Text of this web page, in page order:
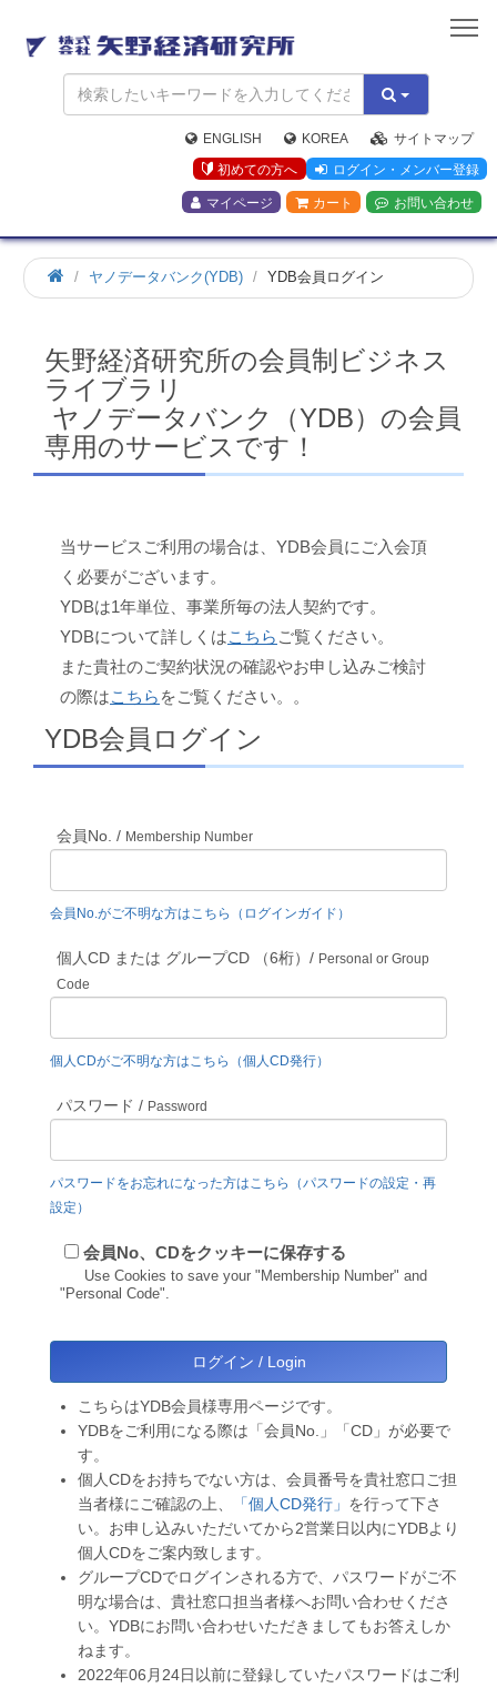
矢
野
経
済
研
究
所
ENGLISH KOREA
サイトマップ
初めての方へ
ログイン・メンバー登録
マイページ カート お問い合わせ
ホ
ー
ヤノデータバンク(YDB) YDB会員ログイン
矢野経済研究所の会員制ビジネス
ライブラリ
ヤノデータバンク（YDB）の会員
専用のサービスです！
当サービスご利用の場合は、YDB会員にご入会頂
く必要がございます。
YDBは1年単位、事業所毎の法人契約です。
YDBについて詳しくはこちら ご覧ください。
また貴社のご契約状況の確認やお申し込みご検討
の際はこちら をご覧ください。。
YDB会員ログイン
会員No. / Membership Number
会員No.がご不明な方はこちら（ログインガイド）
個人CD または グループCD （6桁）/ Personal or Group
Code
個人CDがご不明な方はこちら（個人CD発行）
パスワード / Password
パスワードをお忘れになった方はこちら（パスワードの設定・再
設定）
会員No、CDをクッキーに保存する
Use Cookies to save your "Membership Number" and
"Personal Code".
こちらはYDB会員様専用ページです。
YDBをご利用になる際は「会員No.」「CD」が必要で
す。
個人CDをお持ちでない方は、会員番号を貴社窓口ご担
当者様にご確認の上、
「個人CD発行」 を行って下さ
い。お申し込みいただいてから2営業日以内にYDBより
個人CDをご案内致します。
グループCDでログインされる方で、パスワードがご不
明な場合は、貴社窓口担当者様へお問い合わせくださ
い。YDBにお問い合わせいただきましてもお答えしか
ねます。
2022年06月24日以前に登録していたパスワードはご利